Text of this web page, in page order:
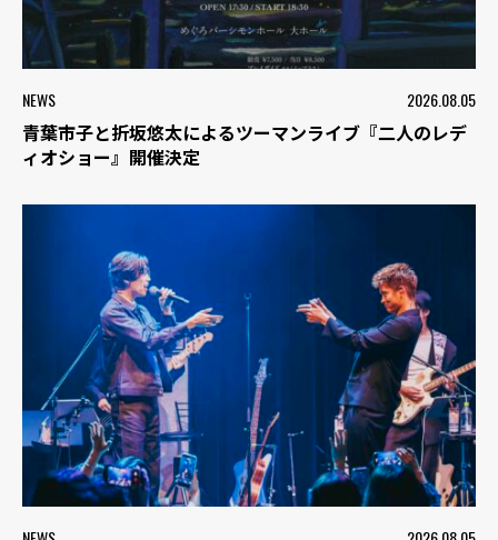
NEWS 2026.08.05
青葉市子と折坂悠太によるツーマンライブ『二人のレデ
ィオショー』開催決定